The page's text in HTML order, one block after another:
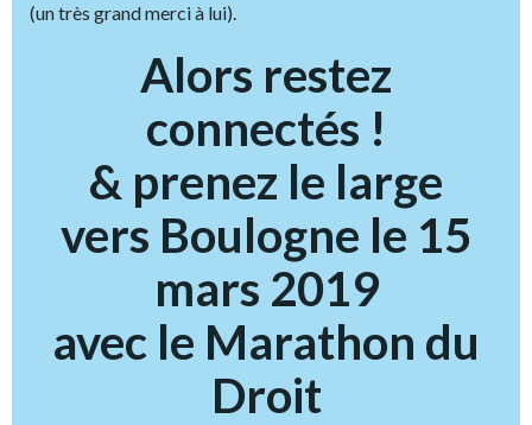
(un très grand merci à lui).
Alors restez
connectés !
& prenez le large
vers Boulogne le 15
mars 2019
avec le Marathon du
Droit